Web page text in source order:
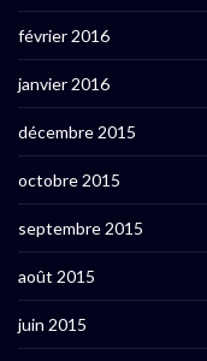
février 2016
janvier 2016
décembre 2015
octobre 2015
septembre 2015
août 2015
juin 2015